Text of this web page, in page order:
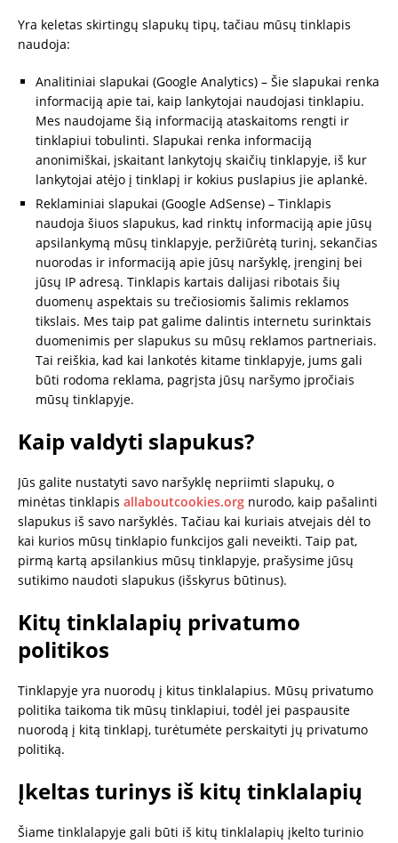
Yra keletas skirtingų slapukų tipų, tačiau mūsų tinklapis
naudoja:
Analitiniai slapukai (Google Analytics) – Šie slapukai renka
informaciją apie tai, kaip lankytojai naudojasi tinklapiu.
Mes naudojame šią informaciją ataskaitoms rengti ir
tinklapiui tobulinti. Slapukai renka informaciją
anonimiškai, įskaitant lankytojų skaičių tinklapyje, iš kur
lankytojai atėjo į tinklapį ir kokius puslapius jie aplankė.
Reklaminiai slapukai (Google AdSense) – Tinklapis
naudoja šiuos slapukus, kad rinktų informaciją apie jūsų
apsilankymą mūsų tinklapyje, peržiūrėtą turinį, sekančias
nuorodas ir informaciją apie jūsų naršyklę, įrenginį bei
jūsų IP adresą. Tinklapis kartais dalijasi ribotais šių
duomenų aspektais su trečiosiomis šalimis reklamos
tikslais. Mes taip pat galime dalintis internetu surinktais
duomenimis per slapukus su mūsų reklamos partneriais.
Tai reiškia, kad kai lankotės kitame tinklapyje, jums gali
būti rodoma reklama, pagrįsta jūsų naršymo įpročiais
mūsų tinklapyje.
Kaip valdyti slapukus?
Jūs galite nustatyti savo naršyklę nepriimti slapukų, o
minėtas tinklapis allaboutcookies.org nurodo, kaip pašalinti
slapukus iš savo naršyklės. Tačiau kai kuriais atvejais dėl to
kai kurios mūsų tinklapio funkcijos gali neveikti. Taip pat,
pirmą kartą apsilankius mūsų tinklapyje, prašysime jūsų
sutikimo naudoti slapukus (išskyrus būtinus).
Kitų tinklalapių privatumo
politikos
Tinklapyje yra nuorodų į kitus tinklalapius. Mūsų privatumo
politika taikoma tik mūsų tinklapiui, todėl jei paspausite
nuorodą į kitą tinklapį, turėtumėte perskaityti jų privatumo
politiką.
Įkeltas turinys iš kitų tinklalapių
Šiame tinklalapyje gali būti iš kitų tinklalapių įkelto turinio